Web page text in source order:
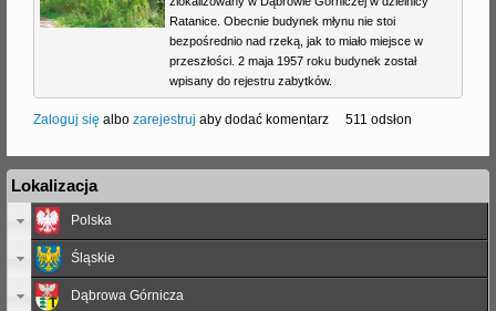
Ratanice. Obecnie budynek młynu nie stoi
bezpośrednio nad rzeką, jak to miało miejsce w
przeszłości. 2 maja 1957 roku budynek został
wpisany do rejestru zabytków.
Zaloguj się albo zarejestruj aby dodać komentarz 511 odsłon
Lokalizacja
Polska
Śląskie
Dąbrowa Górnicza